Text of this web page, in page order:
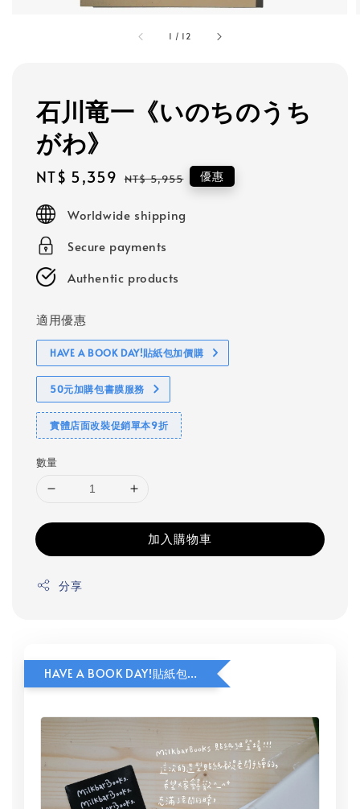
1 / 12
石川竜一《いのちのうち
がわ》
Sale
NT$ 5,359 Regular
NT$ 5,955 優惠
Worldwide shipping
Secure payments
Authentic products
適用優惠
HAVE A BOOK DAY!貼紙包加價購
50元加購包書膜服務
實體店面改裝促銷單本9折
數量
加入購物車
分享
HAVE A BOOK DAY!貼紙包加價購